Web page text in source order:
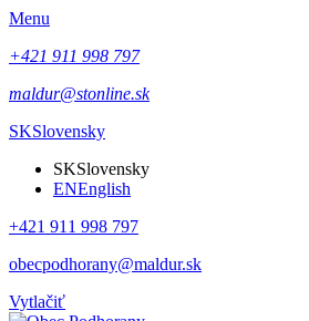
Menu
+421 911 998 797
maldur@stonline.sk
SKSlovensky
SKSlovensky
ENEnglish
+421 911 998 797
obecpodhorany@maldur.sk
Vytlačiť